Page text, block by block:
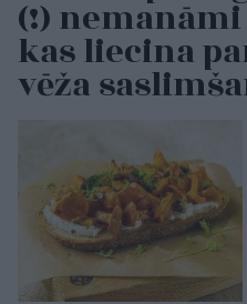
(!)
kas liecina
vēža